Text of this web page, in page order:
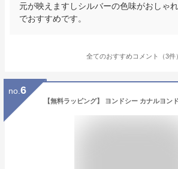
元が映えますしシルバーの色味がおしゃ
でおすすめです。
全てのおすすめコメント（3件）
no. 6